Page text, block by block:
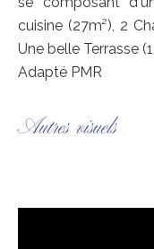
cuisine (27m²), 2
Une belle Terrasse
Adapté PMR
Autres visuels